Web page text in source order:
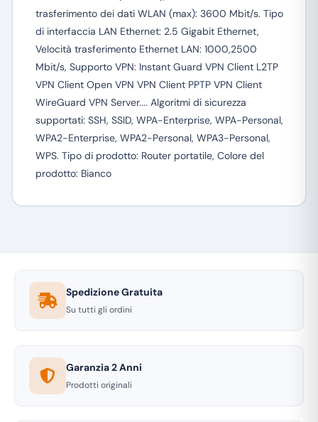
trasferimento dei dati WLAN (max): 3600 Mbit/s. Tipo
di interfaccia LAN Ethernet: 2.5 Gigabit Ethernet,
Velocità trasferimento Ethernet LAN: 1000,2500
Mbit/s, Supporto VPN: Instant Guard VPN Client L2TP
VPN Client Open VPN VPN Client PPTP VPN Client
WireGuard VPN Server.... Algoritmi di sicurezza
supportati: SSH, SSID, WPA-Enterprise, WPA-Personal,
WPA2-Enterprise, WPA2-Personal, WPA3-Personal,
WPS. Tipo di prodotto: Router portatile, Colore del
prodotto: Bianco
Spedizione Gratuita
Su tutti gli ordini
Garanzia 2 Anni
Prodotti originali